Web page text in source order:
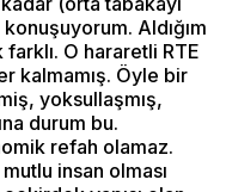
Aldığım
O hararetli RTE
kalmamış. Öyle bir
yoksullaşmış,
durum bu.
refah olamaz.
insan olması